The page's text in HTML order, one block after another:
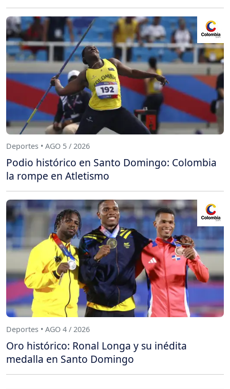
Deportes • AGO 5 / 2026
Podio histórico en Santo Domingo: Colombia
la rompe en Atletismo
Deportes • AGO 4 / 2026
Oro histórico: Ronal Longa y su inédita
medalla en Santo Domingo